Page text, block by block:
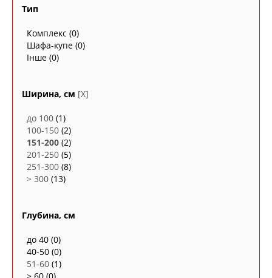
Тип
Комплекс (0)
Шафа-купе (0)
Інше (0)
Ширина, см [X]
до 100 (1)
100-150 (2)
151-200 (2)
201-250 (5)
251-300 (8)
> 300 (13)
Глубина, см
до 40 (0)
40-50 (0)
51-60 (1)